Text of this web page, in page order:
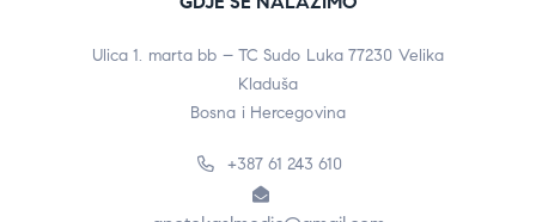
Ulica 1. marta bb – TC Sudo Luka 77230 Velika
Kladuša
Bosna i Hercegovina
+387 61 243 610